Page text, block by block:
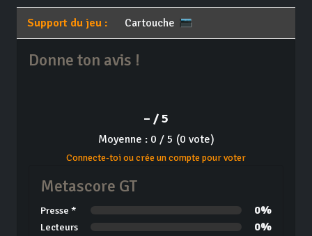
Support du jeu : Cartouche
Donne ton avis !
– / 5
Moyenne : 0 / 5 (0 vote)
Connecte-toi ou crée un compte pour voter
Metascore GT
Presse * 0%
Lecteurs 0%